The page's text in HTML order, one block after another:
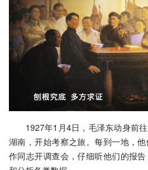
1927年1月4日，毛泽东动身前
湖南，开始考察之旅。每到一地，
作同志开调查会，仔细听他们的报